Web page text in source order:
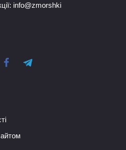
info@zmorshki